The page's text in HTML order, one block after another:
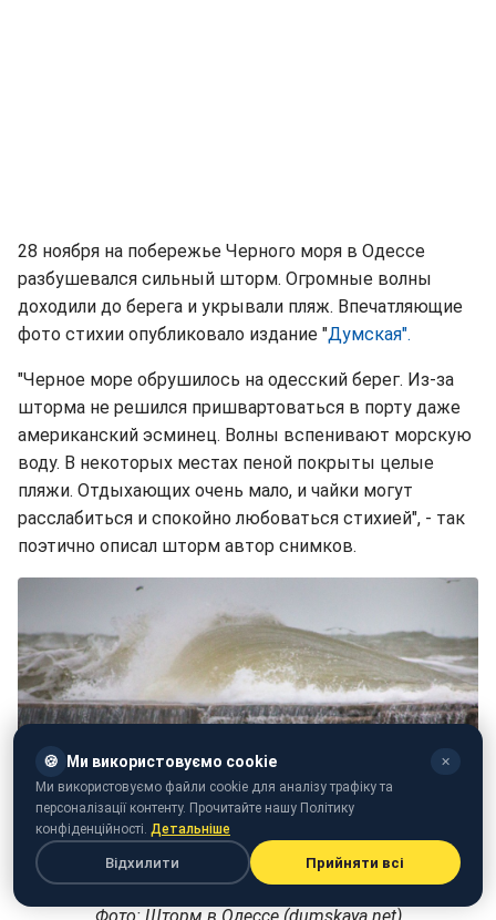
28 ноября на побережье Черного моря в Одессе
разбушевался сильный шторм. Огромные волны
доходили до берега и укрывали пляж. Впечатляющие
фото стихии опубликовало издание "Думская".
"Черное море обрушилось на одесский берег. Из-за
шторма не решился пришвартоваться в порту даже
американский эсминец. Волны вспенивают морскую
воду. В некоторых местах пеной покрыты целые
пляжи. Отдыхающих очень мало, и чайки могут
расслабиться и спокойно любоваться стихией", - так
поэтично описал шторм автор снимков.
🍪 Ми використовуємо cookie ✕
Ми використовуємо файли cookie для аналізу трафіку та
персоналізації контенту. Прочитайте нашу Політику
конфіденційності. Детальніше
Відхилити Прийняти всі